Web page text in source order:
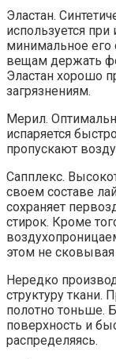
Эластан.
используется
минимальное его
вещам держать
Эластан хорошо
загрязнениям.
Мерил.
испаряется
пропускают
Сапплекс.
своем составе
сохраняет
стирок. Кроме
этом не
Нередко
структуру ткани.
полотно тоньше.
поверхность и
распределяясь.